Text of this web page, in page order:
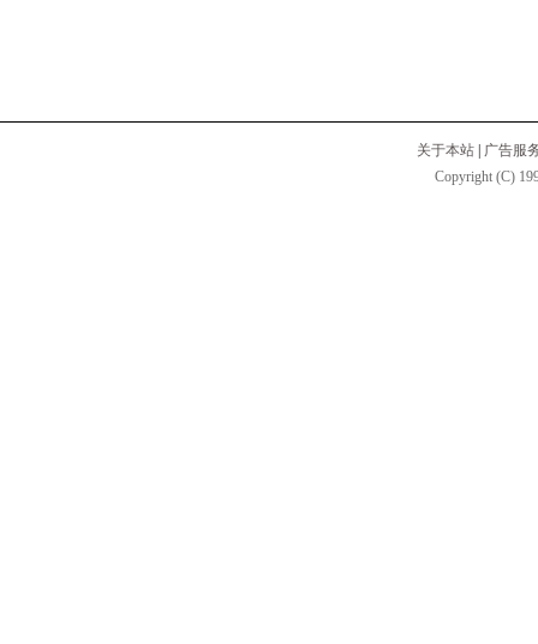
关于本站
广告服
Copyright (C)